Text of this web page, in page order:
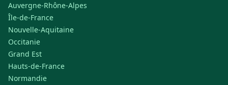
Auvergne-Rhône-Alpes
Île-de-France
Nouvelle-Aquitaine
Occitanie
Grand Est
Hauts-de-France
Normandie